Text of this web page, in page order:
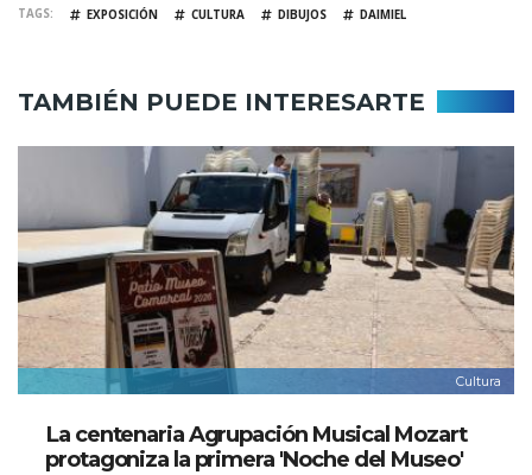
TAGS EXPOSICIÓN CULTURA DIBUJOS DAIMIEL
TAMBIÉN PUEDE INTERESARTE
Cultura
La centenaria Agrupación Musical Mozart
protagoniza la primera 'Noche del Museo'